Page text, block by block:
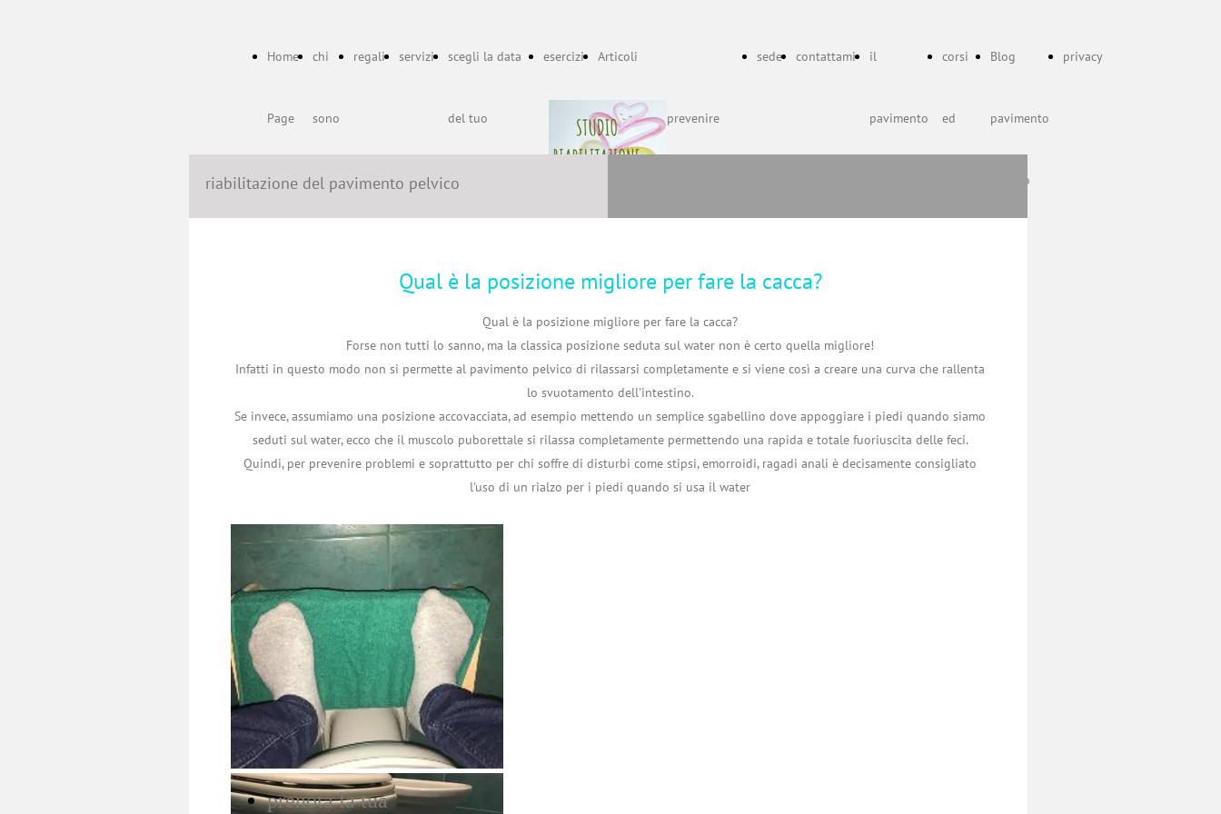
Home
Page
chi
sono
regali servizi scegli la data
del tuo
appuntamento
esercizi Articoli
come prevenire
mestruale
in quale
posizione fare la
sede contattami il
pavimento
corsi
ed
Blog
pavimento
pelvico
privacy
riabilitazione del pavimento pelvico
​Qual è la posizione migliore per fare la cacca?
Qual è la posizione migliore per fare la cacca?
Forse non tutti lo sanno, ma la classica posizione seduta sul water non è certo quella migliore!
Infatti in questo modo non si permette al pavimento pelvico di rilassarsi completamente e si viene così a creare una curva che rallenta
lo svuotamento dell'intestino.
Se invece, assumiamo una posizione accovacciata, ad esempio mettendo un semplice sgabellino dove appoggiare i piedi quando siamo
seduti sul water, ecco che il muscolo puborettale si rilassa completamente permettendo una rapida e totale fuoriuscita delle feci.
Quindi, per prevenire problemi e soprattutto per chi soffre di disturbi come stipsi, emorroidi, ragadi anali è decisamente consigliato
l'uso di un rialzo per i piedi quando si usa il water
prenota la tua